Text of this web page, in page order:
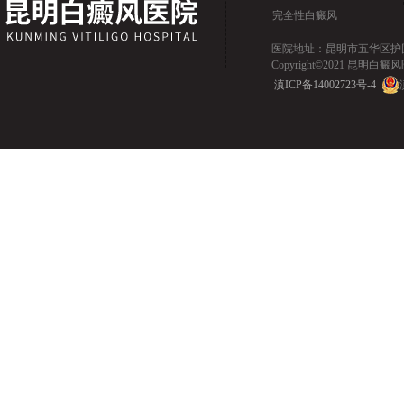
完全性白癜风
医院地址：昆明市五华区护
Copyright©2021 昆明白癜风
滇ICP备14002723号-4